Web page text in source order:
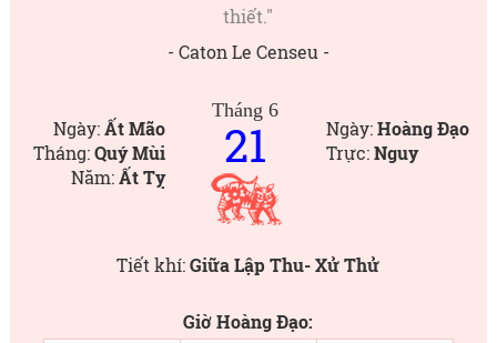
thiết."
- Caton Le Censeu -
Ngày:Ất Mão
Tháng:Quý Mùi
Năm:Ất Tỵ
Tháng 6
21 Ngày:Hoàng Đạo
Trực:Nguy
Tiết khí:Giữa Lập Thu- Xử Thử
Giờ Hoàng Đạo: